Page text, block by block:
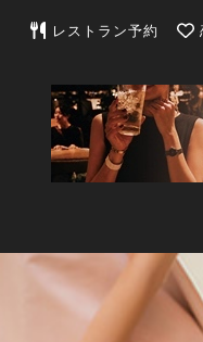
東京カレンダー | 最新
レストラン予約